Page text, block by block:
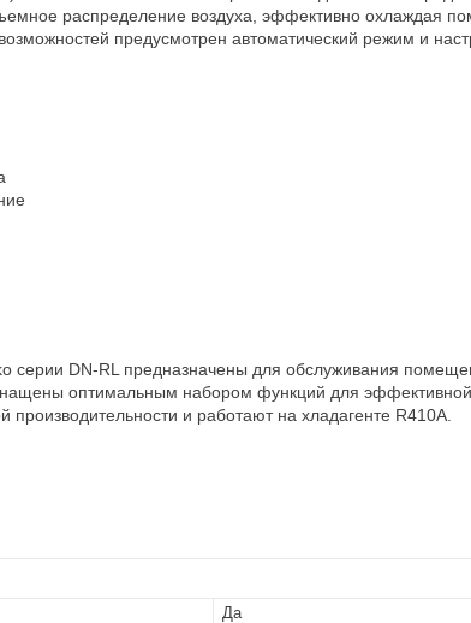
распределение воздуха, эффективно охлаждая
предусмотрен автоматический режим и
серии DN-RL предназначены для обслуживания
оптимальным набором функций для
и работают на хладагенте R410A.
Да